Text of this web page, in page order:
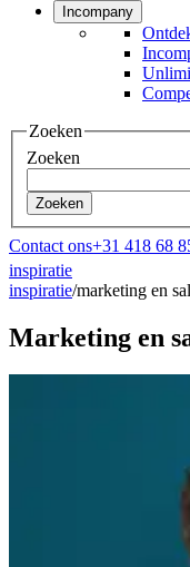
Incompany
Zoeken
Zoeken
Zoeken
Contact ons+31 418 68
inspiratie
inspiratie/marketing en
Marketing en